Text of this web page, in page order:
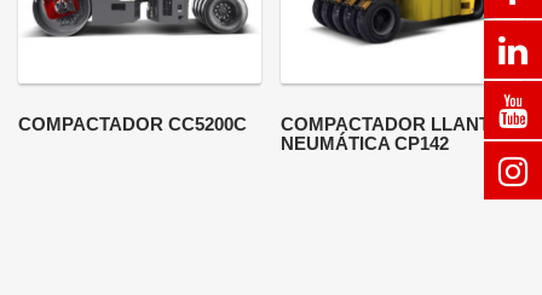
COMPACTADOR CC5200C
COMPACTADOR LLANTA
NEUMÁTICA CP142